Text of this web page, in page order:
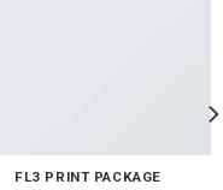
FL3 PRINT PACKAGE